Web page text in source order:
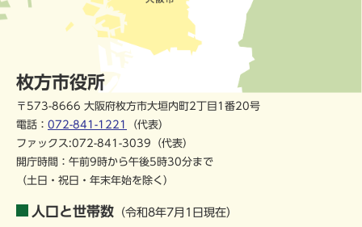
枚方市役所
〒573-8666 大阪府枚方市大垣内町2丁目1番20号
電話： 072-841-1221
（代表）
ファックス:072-841-3039（代表）
開庁時間：午前9時から午後5時30分まで
（土日・祝日・年末年始を除く）
人口と世帯数 （令和8年7月1日現在）